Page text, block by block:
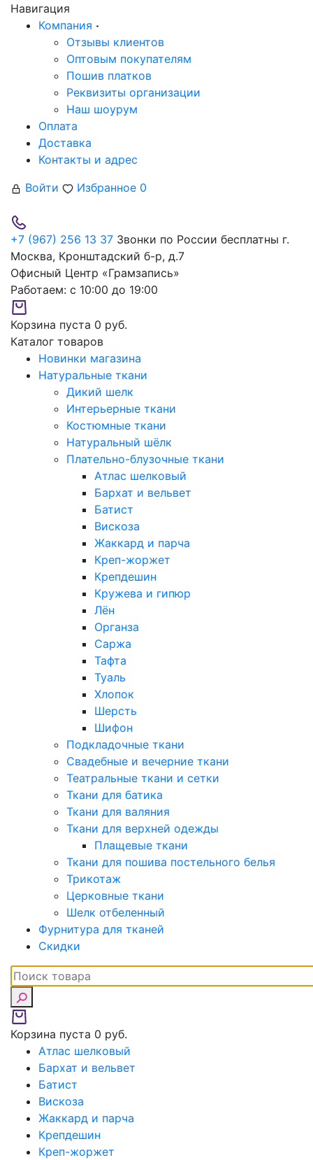
Навигация
Компания
Отзывы клиентов
Оптовым покупателям
Пошив платков
Реквизиты организации
Наш шоурум
Оплата
Доставка
Контакты и адрес
Войти
Избранное 0
+7 (967) 256 13 37 Звонки по России бесплатны г.
Москва, Кронштадский б-р, д.7
Офисный Центр «Грамзапись»
Работаем: с 10:00 до 19:00
Корзина пуста 0 руб.
Каталог товаров
Новинки магазина
Натуральные ткани
Дикий шелк
Интерьерные ткани
Костюмные ткани
Натуральный шёлк
Плательно-блузочные ткани
Атлас шелковый
Бархат и вельвет
Батист
Вискоза
Жаккард и парча
Креп-жоржет
Крепдешин
Кружева и гипюр
Лён
Органза
Саржа
Тафта
Туаль
Хлопок
Шерсть
Шифон
Подкладочные ткани
Свадебные и вечерние ткани
Театральные ткани и сетки
Ткани для батика
Ткани для валяния
Ткани для верхней одежды
Плащевые ткани
Ткани для пошива постельного белья
Трикотаж
Церковные ткани
Шелк отбеленный
Фурнитура для тканей
Скидки
Корзина пуста 0 руб.
Атлас шелковый
Бархат и вельвет
Батист
Вискоза
Жаккард и парча
Крепдешин
Креп-жоржет